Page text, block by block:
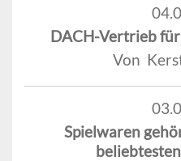
DACH-Vertrieb
Von
Spielwaren